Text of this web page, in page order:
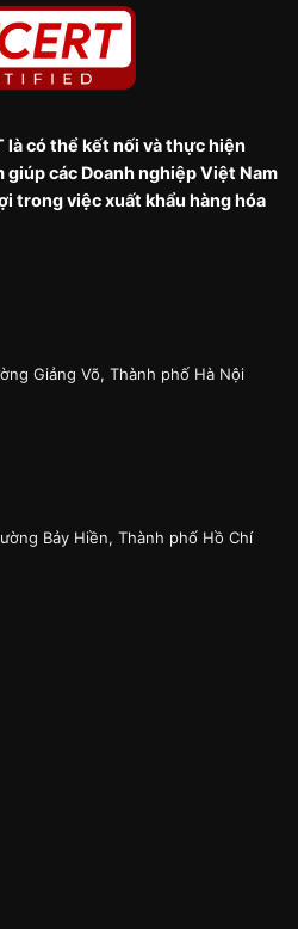
là có thể kết nối và thực hiện
các Doanh nghiệp Việt Nam
trong việc xuất khẩu hàng hóa
Giảng Võ, Thành phố Hà Nội
Bảy Hiền, Thành phố Hồ Chí